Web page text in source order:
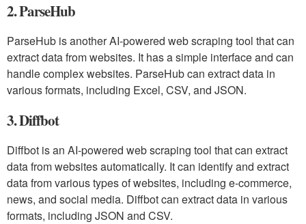
2. ParseHub
ParseHub is another AI-powered web scraping tool that can
extract data from websites. It has a simple interface and can
handle complex websites. ParseHub can extract data in
various formats, including Excel, CSV, and JSON.
3. Diffbot
Diffbot is an AI-powered web scraping tool that can extract
data from websites automatically. It can identify and extract
data from various types of websites, including e-commerce,
news, and social media. Diffbot can extract data in various
formats, including JSON and CSV.